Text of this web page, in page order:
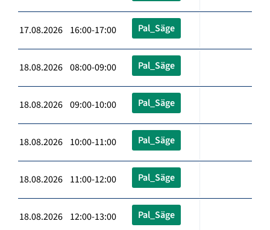
17.08.2026 16:00-17:00 Pal_Säge
18.08.2026 08:00-09:00 Pal_Säge
18.08.2026 09:00-10:00 Pal_Säge
18.08.2026 10:00-11:00 Pal_Säge
18.08.2026 11:00-12:00 Pal_Säge
18.08.2026 12:00-13:00 Pal_Säge